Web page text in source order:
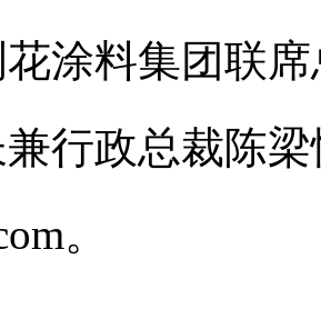
涂料集团联
行政总裁陈
。